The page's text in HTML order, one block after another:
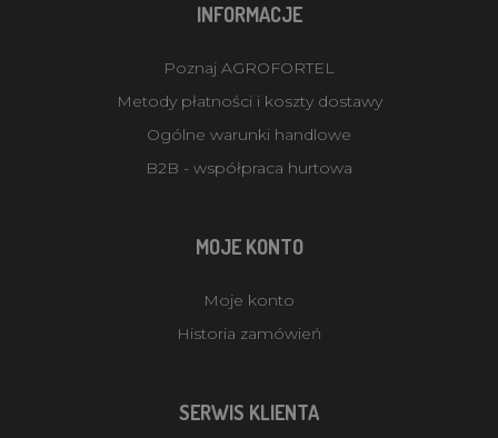
INFORMACJE
Poznaj AGROFORTEL
Metody płatności i koszty dostawy
Ogólne warunki handlowe
B2B - współpraca hurtowa
MOJE KONTO
Moje konto
Historia zamówień
SERWIS KLIENTA